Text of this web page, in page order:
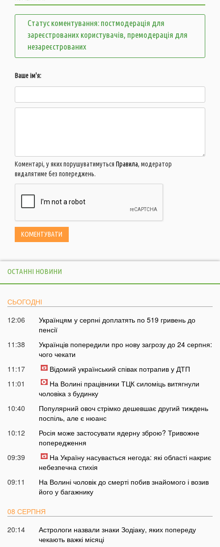
Статус коментування: постмодерація для
зареєстрованих користувачів, премодерація для
незареєстрованих
Ваше ім'я:
Коментарі, у яких порушуватимуться Правила, модератор
видалятиме без попереджень.
ОСТАННІ НОВИНИ
СЬОГОДНІ
12:06
Українцям у серпні доплатять по 519 гривень до
пенсії
11:38
Українців попередили про нову загрозу до 24 серпня:
чого чекати
11:17
Відомий український співак потрапив у ДТП
11:01
На Волині працівники ТЦК силоміць витягнули
чоловіка з будинку
10:40
Популярний овоч стрімко дешевшає другий тиждень
поспіль, але є нюанс
10:12
Росія може застосувати ядерну зброю? Тривожне
попередження
09:39
На Україну насувається негода: які області накриє
небезпечна стихія
09:11
На Волині чоловік до смерті побив знайомого і возив
його у багажнику
08 СЕРПНЯ
20:14
Астрологи назвали знаки Зодіаку, яких попереду
чекають важкі місяці